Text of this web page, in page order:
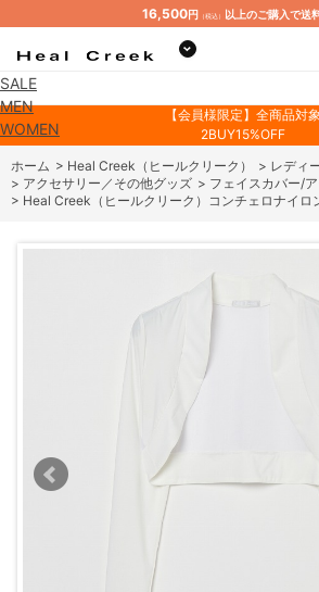
16,500円 （税込） 以上のご購入で送
SALE
MEN
WOMEN
【会員様限定】全商品対象
2BUY15%OFF
ホーム > Heal Creek（ヒールクリーク） > レディ
> アクセサリー／その他グッズ > フェイスカバー/
> Heal Creek（ヒールクリーク）コンチェロナイロ